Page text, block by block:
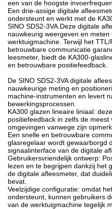
een van de hoogste
Een drie-assige digitale
ondersteunt en werkt met de
SINO SDS2-3VA.Deze digitale
nauwkeurig weergeven en
werktuigmachine. Terwijl het
betrouwbare communicatie
leesmeter, biedt de KA300-
en betrouwbare positiefeedback.
De SINO SDS2-3VA digitale
nauwkeurige meting en
machine-instrumenten en levert
bewerkingsprocessen.
KA300 glazen lineaire liniaal:
positiefeedback in zelfs de
omgevingen vanwege zijn
Een snelle en betrouwbare
glasregelaar wordt gewaarborgd
signaalinterface van de digitale
Gebruikersvriendelijk ontwerp:
lezen en te begrijpen dankzij het
de digitale afleesmeter, dat
bevat.
Veelzijdige configuratie: omdat
ondersteunt, kunnen gebruikers
van de werktuigmachine tegelijk